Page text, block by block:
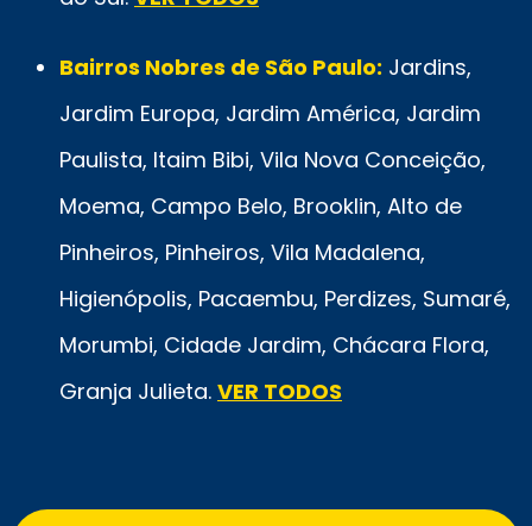
Bairros Nobres de São Paulo: Jardins,
Jardim Europa, Jardim América, Jardim
Paulista, Itaim Bibi, Vila Nova Conceição,
Moema, Campo Belo, Brooklin, Alto de
Pinheiros, Pinheiros, Vila Madalena,
Higienópolis, Pacaembu, Perdizes, Sumaré,
Morumbi, Cidade Jardim, Chácara Flora,
Granja Julieta. VER TODOS